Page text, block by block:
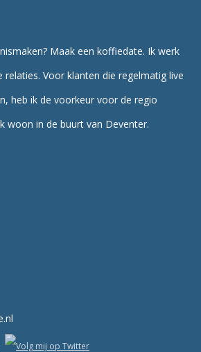
Maak een koffiedate. Ik werk
relaties. Voor klanten die regelmatig live
heb ik de voorkeur voor de regio
woon in de buurt van Deventer.